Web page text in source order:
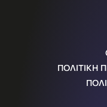
ΠΟΛΙΤΙΚΗ